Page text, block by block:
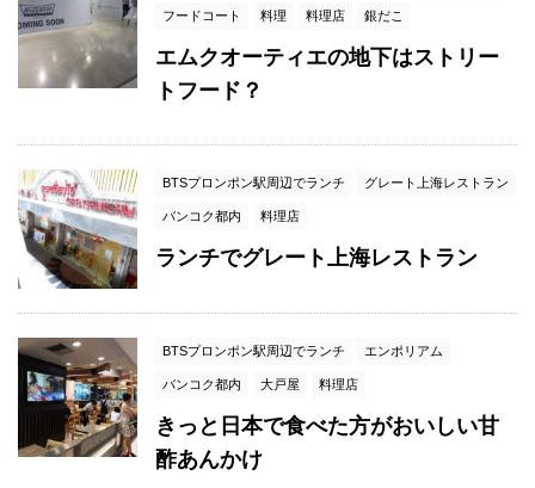
フードコート 料理 料理店 銀だこ
エムクオーティエの地下はストリー
トフード？
BTSプロンポン駅周辺でランチ グレート上海レストラン
バンコク都内 料理店
ランチでグレート上海レストラン
BTSプロンポン駅周辺でランチ エンポリアム
バンコク都内 大戸屋 料理店
きっと日本で食べた方がおいしい甘
酢あんかけ